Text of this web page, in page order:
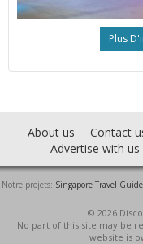
Plus
About us Contact
Advertise with us
Notre projets: Singapore Travel Guide
© 2026
No part of this site may be
website is